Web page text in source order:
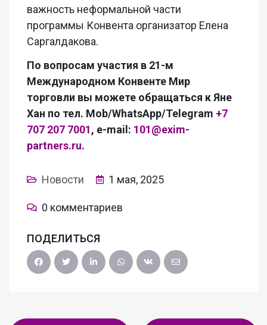
важность неформальной части
программы Конвента организатор Елена
Саргалдакова.
По вопросам участия в 21-м
Международном Конвенте Мир
торговли вы можете обращаться к Яне
Хан по тел. Mob/WhatsApp/Telegram +7
707 207 7001, e-mail: 101@exim-
partners.ru.
Новости 1 мая, 2025
0 комментариев
ПОДЕЛИТЬСЯ